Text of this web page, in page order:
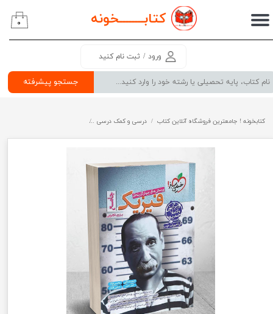
کتابــــــــخونه
جستجو پیشرفته
ورود / ثبت نام کنید
حساب کاربری من
سفارشات
۰
کتابخونه ! جامعترین فروشگاه آنلاین کتاب درسی و کمک درسی